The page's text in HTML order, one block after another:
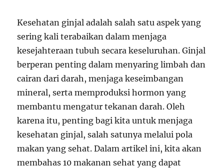
Kesehatan ginjal adalah salah satu aspek yang
sering kali terabaikan dalam menjaga
kesejahteraan tubuh secara keseluruhan. Ginjal
berperan penting dalam menyaring limbah dan
cairan dari darah, menjaga keseimbangan
mineral, serta memproduksi hormon yang
membantu mengatur tekanan darah. Oleh
karena itu, penting bagi kita untuk menjaga
kesehatan ginjal, salah satunya melalui pola
makan yang sehat. Dalam artikel ini, kita akan
membahas 10 makanan sehat yang dapat